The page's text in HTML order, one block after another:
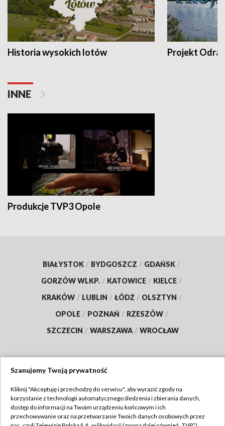
Historia wysokich lotów Projekt Odra
INNE
Produkcje TVP3 Opole
BIAŁYSTOK / BYDGOSZCZ / GDAŃSK /
GORZÓW WLKP. / KATOWICE / KIELCE /
KRAKÓW / LUBLIN / ŁÓDŹ / OLSZTYN /
OPOLE / POZNAŃ / RZESZÓW /
SZCZECIN / WARSZAWA / WROCŁAW
TVP
Abonament TVP
Regulamin TVP
Szanujemy Twoją prywatność
Kliknij "Akceptuję i przechodzę do serwisu", aby wyrazić zgody na
korzystanie z technologii automatycznego śledzenia i zbierania danych,
dostęp do informacji na Twoim urządzeniu końcowym i ich
przechowywanie oraz na przetwarzanie Twoich danych osobowych przez